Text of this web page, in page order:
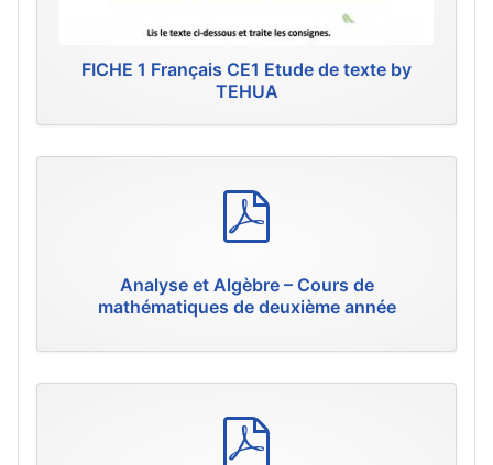
FICHE 1 Français CE1 Etude de texte by
TEHUA
Analyse et Algèbre – Cours de
mathématiques de deuxième année